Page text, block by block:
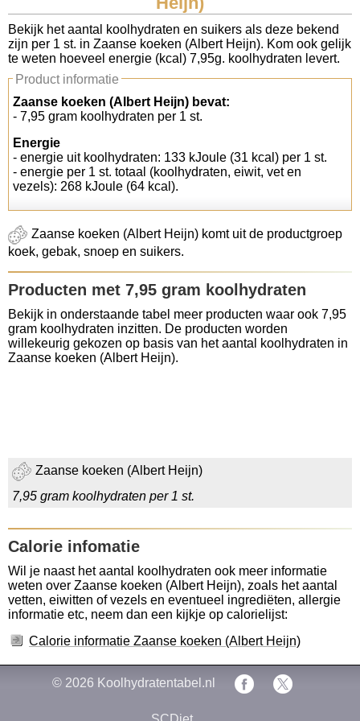
Koolhydraten tellen
Links
Bekijk het aantal koolhydraten en suikers als deze bekend
zijn per 1 st. in Zaanse koeken (Albert Heijn). Kom ook gelijk
te weten hoeveel energie (kcal) 7,95g. koolhydraten levert.
Product informatie
Zaanse koeken (Albert Heijn) bevat:
- 7,95 gram koolhydraten per 1 st.
Energie
- energie uit koolhydraten: 133 kJoule (31 kcal) per 1 st.
- energie per 1 st. totaal (koolhydraten, eiwit, vet en
vezels): 268 kJoule (64 kcal).
Zaanse koeken (Albert Heijn) komt uit de productgroep
koek, gebak, snoep en suikers.
Producten met 7,95 gram koolhydraten
Bekijk in onderstaande tabel meer producten waar ook 7,95
gram koolhydraten inzitten. De producten worden
willekeurig gekozen op basis van het aantal koolhydraten in
Zaanse koeken (Albert Heijn).
Zaanse koeken (Albert Heijn)
7,95 gram koolhydraten per 1 st.
Calorie infomatie
Wil je naast het aantal koolhydraten ook meer informatie
weten over Zaanse koeken (Albert Heijn), zoals het aantal
vetten, eiwitten of vezels en eventueel ingrediëten, allergie
informatie etc, neem dan een kijkje op calorielijst:
Calorie informatie Zaanse koeken (Albert Heijn)
© 2026 Koolhydratentabel.nl